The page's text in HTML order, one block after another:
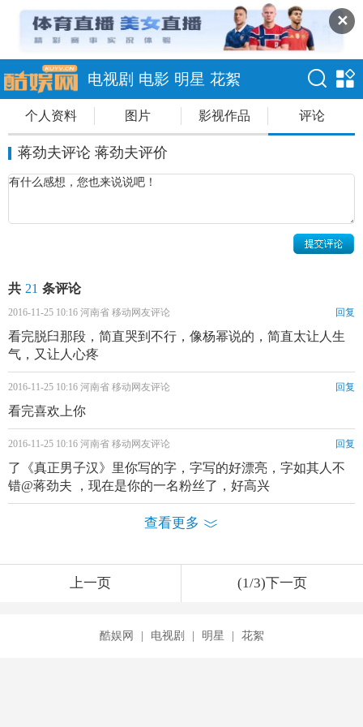
✕
电视剧 电影 明星 花絮
个人资料 图片 影视作品 评论
蒋劲夫评论 蒋劲夫评价
共 21 条评论
2016-11-25 10:16 河南省 移动网友评论 回复
看完脱臼那段，简直哭到不行，像杨幂说的，简直太让人生
气，又让人心疼
2016-11-25 10:16 河南省 移动网友评论 回复
看完喜欢上你
2016-11-25 10:16 河南省 移动网友评论 回复
了《真正男子汉》里你写的字，字写的好漂亮，字如其人不
错@蒋劲夫 ，现在是你的一名粉丝了，好高兴
查看更多
上一页 (1/3)下一页
酷娱网 | 电视剧 | 明星 | 花絮